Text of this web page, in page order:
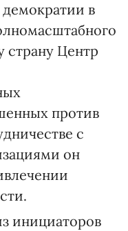
демократии в
страну Центр
против
с
он
инициаторов